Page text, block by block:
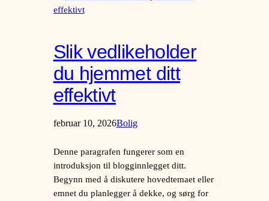
Slik vedlikeholder
du hjemmet ditt
effektivt
februar 10, 2026Bolig
Denne paragrafen fungerer som en
introduksjon til blogginnlegget ditt.
Begynn med å diskutere hovedtemaet eller
emnet du planlegger å dekke, og sørg for